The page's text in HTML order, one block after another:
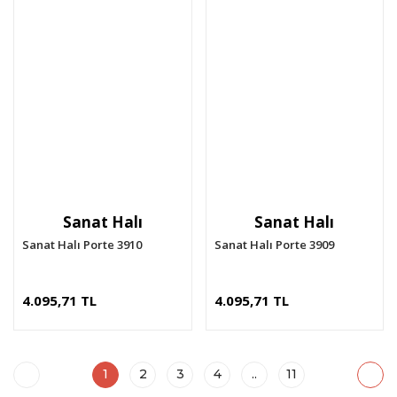
Sanat Halı
Sanat Halı Porte 3910
4.095,71 TL
Sanat Halı
Sanat Halı Porte 3909
4.095,71 TL
1 2 3 4 .. 11